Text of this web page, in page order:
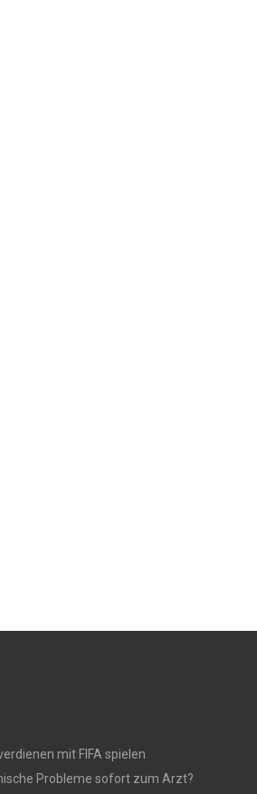
mit FIFA spielen
Probleme sofort zum Arzt?